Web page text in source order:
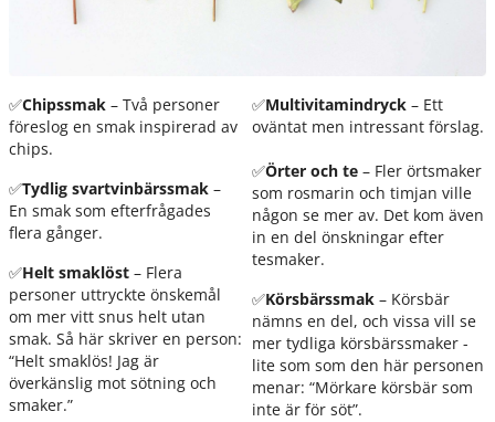
✅​Chipssmak – Två personer
föreslog en smak inspirerad av
chips.
✅Tydlig svartvinbärssmak –
En smak som efterfrågades
flera gånger.
✅Helt smaklöst – Flera
personer uttryckte önskemål
om mer vitt snus helt utan
smak. Så här skriver en person:
“Helt smaklös! Jag är
överkänslig mot sötning och
smaker.”
✅Multivitamindryck – Ett
oväntat men intressant förslag.
✅Örter och te– Fler örtsmaker
som rosmarin och timjan ville
någon se mer av. Det kom även
in en del önskningar efter
tesmaker.
✅Körsbärssmak – Körsbär
nämns en del, och vissa vill se
mer tydliga körsbärssmaker -
lite som som den här personen
menar: “Mörkare körsbär som
inte är för söt”.